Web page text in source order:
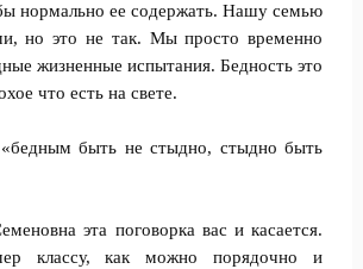
нормально ее содержать. Нашу семью
но это не так. Мы просто временно
жизненные испытания. Бедность это
что есть на свете.
«бедным быть не стыдно, стыдно быть
эта поговорка вас и касается.
классу, как можно порядочно и